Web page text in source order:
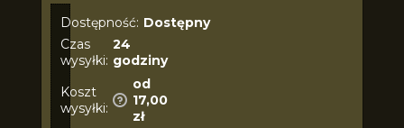
Dostępność: Dostępny
Czas
wysyłki:
24
godziny
Koszt
wysyłki:
od
17,00
zł